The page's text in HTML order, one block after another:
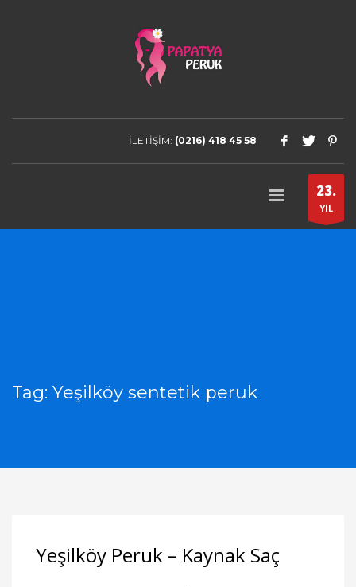
İLETİŞİM: (0216) 418 45 58
23.
YIL
Tag: Yeşilköy sentetik peruk
Yeşilköy Peruk – Kaynak Saç